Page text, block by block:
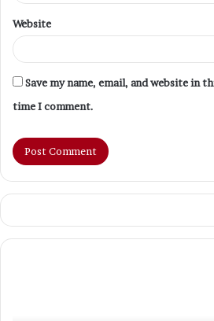
Website
Save my name, email, and website in
time I comment.